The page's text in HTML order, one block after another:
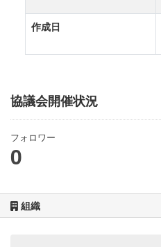
協議会開催状況
フォロワー
0
組織
作成日